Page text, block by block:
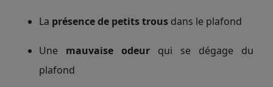
La présence de petits trous dans le plafond
Une mauvaise odeur qui se dégage du
plafond